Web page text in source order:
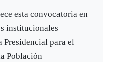
esta convocatoria en
institucionales
Presidencial para el
Población